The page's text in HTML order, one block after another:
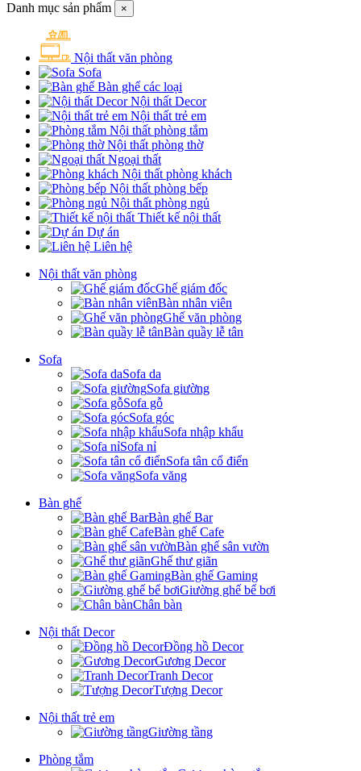
Danh mục sản phẩm ×
Nội thất văn phòng
Sofa
Bàn ghế các loại
Nội thất Decor
Nội thất trẻ em
Nội thất phòng tắm
Nội thất phòng thờ
Ngoại thất
Nội thất phòng khách
Nội thất phòng bếp
Nội thất phòng ngủ
Thiết kế nội thất
Dự án
Liên hệ
Nội thất văn phòng
Ghế giám đốc
Bàn nhân viên
Ghế văn phòng
Bàn quầy lễ tân
Sofa
Sofa da
Sofa giường
Sofa gỗ
Sofa góc
Sofa nhập khẩu
Sofa nỉ
Sofa tân cổ điển
Sofa văng
Bàn ghế
Bàn ghế Bar
Bàn ghế Cafe
Bàn ghế sân vườn
Ghế thư giãn
Bàn ghế Gaming
Giường ghế bể bơi
Chân bàn
Nội thất Decor
Đồng hồ Decor
Gương Decor
Tranh Decor
Tượng Decor
Nội thất trẻ em
Giường tầng
Phòng tắm